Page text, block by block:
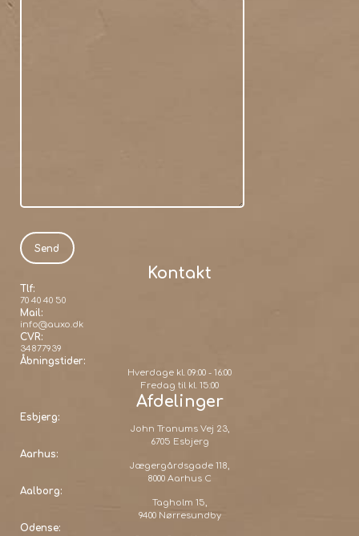
Kontakt
Tlf:
70 40 40 50
Mail:
info@auxo.dk
CVR:
34877939
Åbningstider:
Hverdage kl. 09:00 - 16:00
Fredag til kl. 15:00
Afdelinger
Esbjerg:
John Tranums Vej 23,
6705 Esbjerg
Aarhus:
Jægergårdsgade 118,
8000 Aarhus C
Aalborg:
Tagholm 15,
9400 Nørresundby
Odense: